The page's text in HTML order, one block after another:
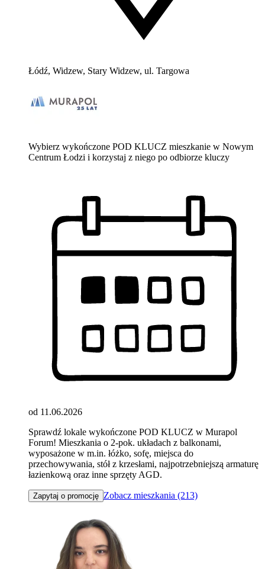
Łódź, Widzew, Stary Widzew, ul. Targowa
Wybierz wykończone POD KLUCZ mieszkanie w Nowym
Centrum Łodzi i korzystaj z niego po odbiorze kluczy
od 11.06.2026
Sprawdź lokale wykończone POD KLUCZ w Murapol
Forum! Mieszkania o 2-pok. układach z balkonami,
wyposażone w m.in. łóżko, sofę, miejsca do
przechowywania, stół z krzesłami, najpotrzebniejszą armaturę
łazienkową oraz inne sprzęty AGD.
Zapytaj o promocję Zobacz mieszkania (213)